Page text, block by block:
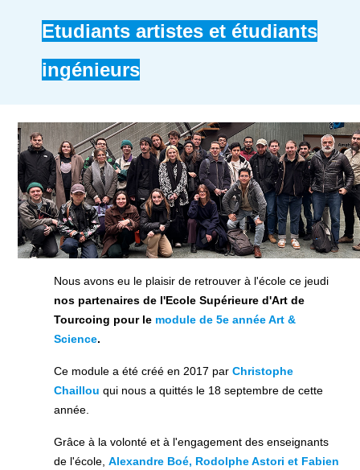
Etudiants artistes et étudiants
ingénieurs
Nous avons eu le plaisir de retrouver à l'école ce jeudi
nos partenaires de l'Ecole Supérieure d'Art de
Tourcoing pour le module de 5e année Art &
Science.
Ce module a été créé en 2017 par Christophe
Chaillou qui nous a quittés le 18 septembre de cette
année.
Grâce à la volonté et à l'engagement des enseignants
de l'école, Alexandre Boé, Rodolphe Astori et Fabien